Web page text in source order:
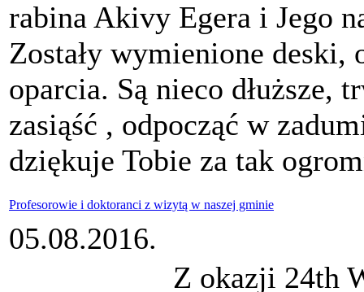
rabina Akivy Egera i Jego
Zostały wymienione
oparcia. Są nieco dłuższe,
zasiąść , odpocząć w
dziękuje Tobie za tak
Profesorowie i doktoranci z wizytą w naszej gminie
05.08.2016.
Z okazji 24th